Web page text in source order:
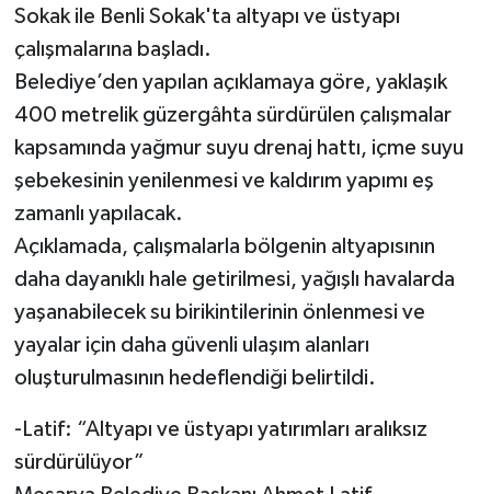
Sokak ile Benli Sokak'ta altyapı ve üstyapı
çalışmalarına başladı.
Belediye’den yapılan açıklamaya göre, yaklaşık
400 metrelik güzergâhta sürdürülen çalışmalar
kapsamında yağmur suyu drenaj hattı, içme suyu
şebekesinin yenilenmesi ve kaldırım yapımı eş
zamanlı yapılacak.
Açıklamada, çalışmalarla bölgenin altyapısının
daha dayanıklı hale getirilmesi, yağışlı havalarda
yaşanabilecek su birikintilerinin önlenmesi ve
yayalar için daha güvenli ulaşım alanları
oluşturulmasının hedeflendiği belirtildi.
-Latif: “Altyapı ve üstyapı yatırımları aralıksız
sürdürülüyor”